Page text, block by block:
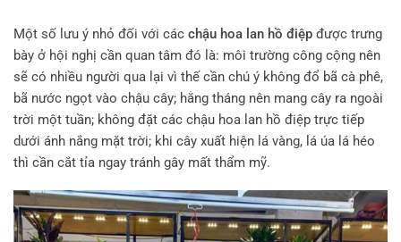
Một số lưu ý nhỏ đối với các chậu hoa lan hồ điệp được trưng
bày ở hội nghị cần quan tâm đó là: môi trường công cộng nên
sẽ có nhiều người qua lại vì thế cần chú ý không đổ bã cà phê,
bã nước ngọt vào chậu cây; hằng tháng nên mang cây ra ngoài
trời một tuần; không đặt các chậu hoa lan hồ điệp trực tiếp
dưới ánh nắng mặt trời; khi cây xuất hiện lá vàng, lá úa lá héo
thì cần cắt tỉa ngay tránh gây mất thẩm mỹ.